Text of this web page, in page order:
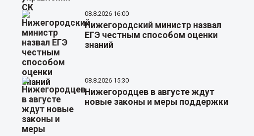
08.8.2026 16:00
Нижегородский министр назвал
ЕГЭ честным способом оценки
знаний
08.8.2026 15:30
Нижегородцев в августе ждут
новые законы и меры поддержки